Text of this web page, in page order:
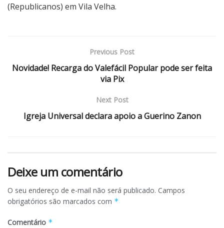
(Republicanos) em Vila Velha.
Previous Post
Novidade! Recarga do Valefácil Popular pode ser feita
via Pix
Next Post
Igreja Universal declara apoio a Guerino Zanon
Deixe um comentário
O seu endereço de e-mail não será publicado. Campos
obrigatórios são marcados com *
Comentário *